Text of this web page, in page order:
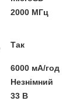
2000 МГц
Так
6000 мА/год
Незнімний
33 В